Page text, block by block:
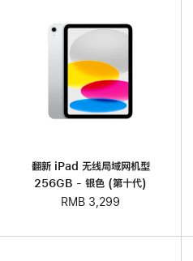
翻新 iPad 无线局域网机型
256GB - 银色 (第十代)
RMB 3,299